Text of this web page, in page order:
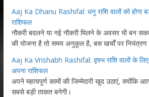
Aaj Ka Dhanu Rashifal: धनु राशि वालों को होगा
राशिफल
नौकरी बदलने या नई नौकरी मिलने के अवसर भी बन
की योजना है तो समय अनुकूल है, बस खर्चों पर नियंत्रण
Aaj Ka Vrishabh Rashifal: वृषभ राशि वालों के
अपना राशिफल
अपने महत्वपूर्ण कामों की जिम्मेदारी खुद उठाएं, क्योंकि
सबसे बड़ी ताकत बनेगी।